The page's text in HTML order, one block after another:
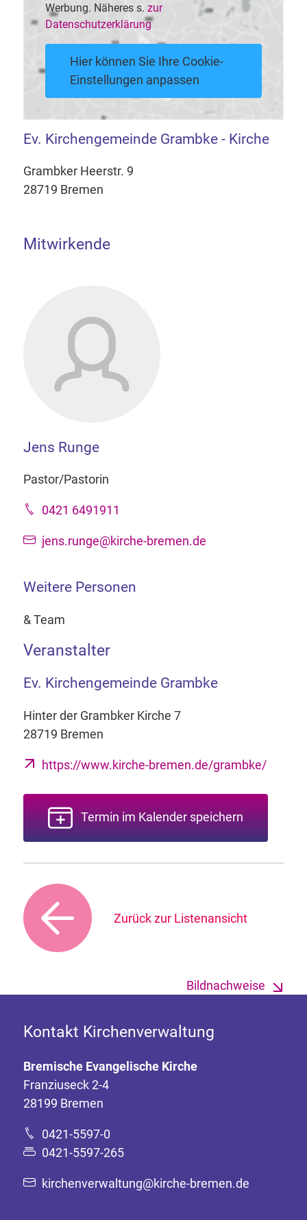
Werbung. Näheres s. zur
Datenschutzerklärung
Hier können Sie Ihre Cookie-
Einstellungen anpassen
Ev. Kirchengemeinde Grambke - Kirche
Grambker Heerstr. 9
28719 Bremen
Mitwirkende
Jens Runge
Pastor/Pastorin
0421 6491911
jens.runge@kirche-bremen.de
Weitere Personen
& Team
Veranstalter
Ev. Kirchengemeinde Grambke
Hinter der Grambker Kirche 7
28719 Bremen
https://www.kirche-bremen.de/grambke/
Termin im Kalender speichern
Zurück zur Listenansicht
Bildnachweise
Kontakt Kirchenverwaltung
Bremische Evangelische Kirche
Franziuseck 2-4
28199 Bremen
0421-5597-0
0421-5597-265
kirchenverwaltung@kirche-bremen.de